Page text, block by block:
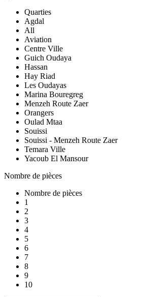
Quarties
Agdal
All
Aviation
Centre Ville
Guich Oudaya
Hassan
Hay Riad
Les Oudayas
Marina Bouregreg
Menzeh Route Zaer
Orangers
Oulad Mtaa
Souissi
Souissi - Menzeh Route Zaer
Temara Ville
Yacoub El Mansour
Nombre de pièces
Nombre de pièces
1
2
3
4
5
6
7
8
9
10